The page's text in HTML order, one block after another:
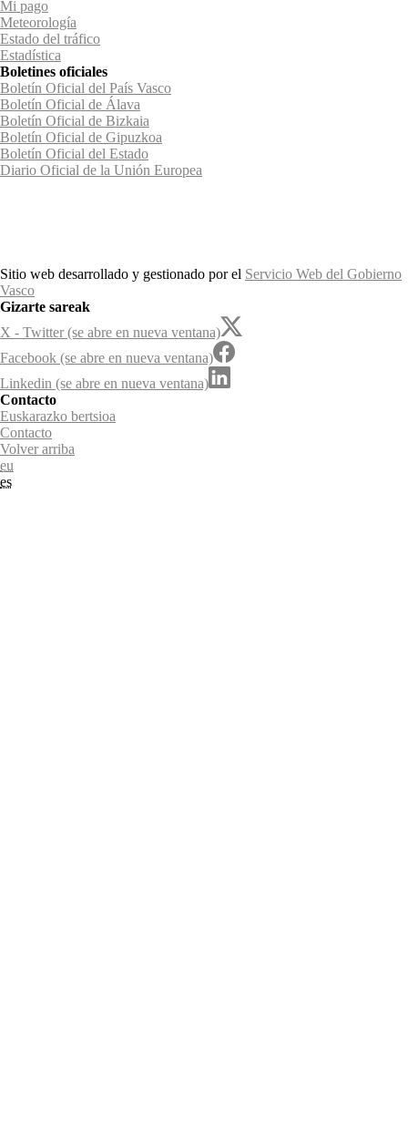
Mi pago
Meteorología
Estado del tráfico
Estadística
Boletines oficiales
Boletín Oficial del País Vasco
Boletín Oficial de Álava
Boletín Oficial de Bizkaia
Boletín Oficial de Gipuzkoa
Boletín Oficial del Estado
Diario Oficial de la Unión Europea
Sitio web desarrollado y gestionado por el Servicio Web del Gobierno
Vasco
Gizarte sareak
X - Twitter (se abre en nueva ventana)
Facebook (se abre en nueva ventana)
Linkedin (se abre en nueva ventana)
Contacto
Euskarazko bertsioa
Contacto
Volver arriba
eu
es